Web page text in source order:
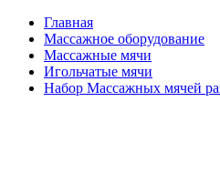
Главная
Массажное оборудование
Массажные мячи
Игольчатые мячи
Набор Массажных мячей